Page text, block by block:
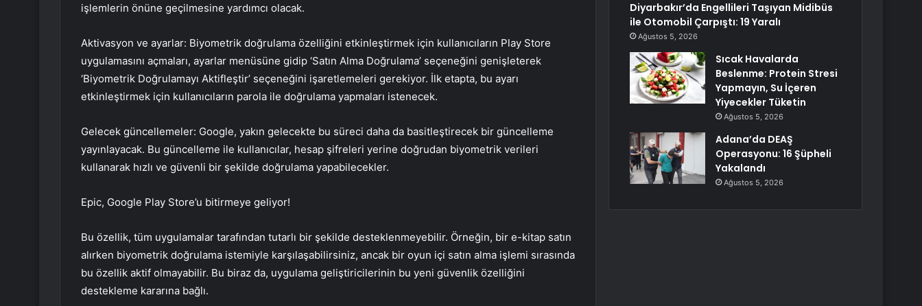
işlemlerin önüne geçilmesine yardımcı olacak.
Aktivasyon ve ayarlar: Biyometrik doğrulama özelliğini etkinleştirmek için kullanıcıların Play Store
uygulamasını açmaları, ayarlar menüsüne gidip ‘Satın Alma Doğrulama’ seçeneğini genişleterek
‘Biyometrik Doğrulamayı Aktifleştir’ seçeneğini işaretlemeleri gerekiyor. İlk etapta, bu ayarı
etkinleştirmek için kullanıcıların parola ile doğrulama yapmaları istenecek.
Gelecek güncellemeler: Google, yakın gelecekte bu süreci daha da basitleştirecek bir güncelleme
yayınlayacak. Bu güncelleme ile kullanıcılar, hesap şifreleri yerine doğrudan biyometrik verileri
kullanarak hızlı ve güvenli bir şekilde doğrulama yapabilecekler.
Epic, Google Play Store’u bitirmeye geliyor!
Bu özellik, tüm uygulamalar tarafından tutarlı bir şekilde desteklenmeyebilir. Örneğin, bir e-kitap satın
alırken biyometrik doğrulama istemiyle karşılaşabilirsiniz, ancak bir oyun içi satın alma işlemi sırasında
bu özellik aktif olmayabilir. Bu biraz da, uygulama geliştiricilerinin bu yeni güvenlik özelliğini
destekleme kararına bağlı.
Diyarbakır’da Engellileri Taşıyan Midibüs
ile Otomobil Çarpıştı: 19 Yaralı
Ağustos 5, 2026
Sıcak Havalarda
Beslenme: Protein Stresi
Yapmayın, Su İçeren
Yiyecekler Tüketin
Ağustos 5, 2026
Adana’da DEAŞ
Operasyonu: 16 Şüpheli
Yakalandı
Ağustos 5, 2026